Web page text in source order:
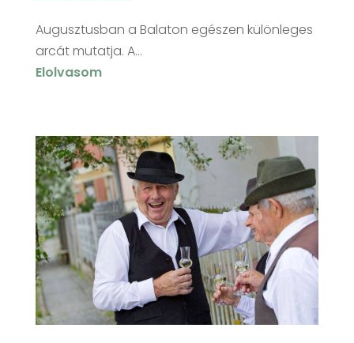
Augusztusban a Balaton egészen különleges
arcát mutatja. A...
Elolvasom